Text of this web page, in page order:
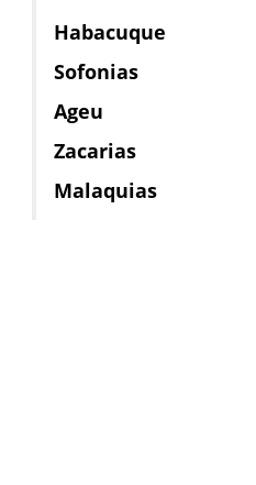
Habacuque
Sofonias
Ageu
Zacarias
Malaquias